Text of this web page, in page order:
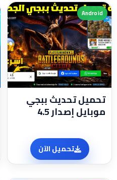
Android
تحميل تحديث ببجي
موبايل إصدار 4.5
تحميل الآن